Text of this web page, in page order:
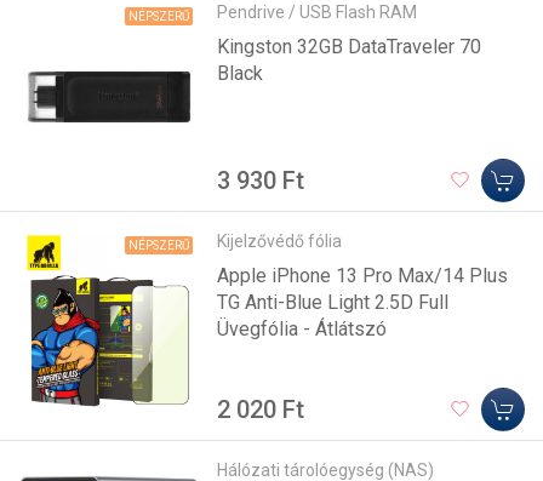
NÉPSZERŰ Pendrive / USB Flash RAM
Kingston 32GB DataTraveler 70
Black
3 930 Ft
NÉPSZERŰ Kijelzővédő fólia
Apple iPhone 13 Pro Max/14 Plus
TG Anti-Blue Light 2.5D Full
Üvegfólia - Átlátszó
2 020 Ft
Hálózati tárolóegység (NAS)